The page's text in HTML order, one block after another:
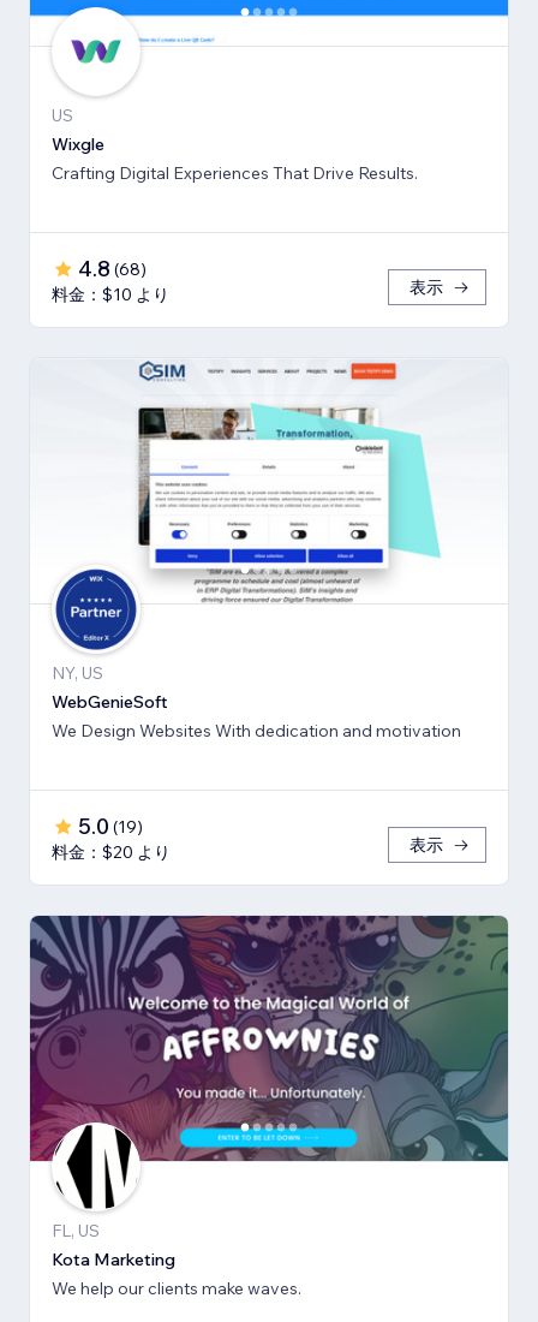
US
Wixgle
Crafting Digital Experiences That Drive Results.
4.8 (68)
料金：$10 より
表示
NY, US
WebGenieSoft
We Design Websites With dedication and motivation
5.0 (19)
料金：$20 より
表示
FL, US
Kota Marketing
We help our clients make waves.